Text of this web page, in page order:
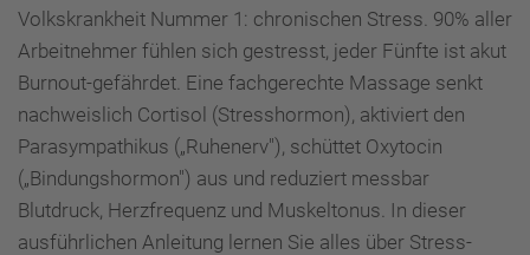
Volkskrankheit Nummer 1: chronischen Stress. 90% aller
Arbeitnehmer fühlen sich gestresst, jeder Fünfte ist akut
Burnout-gefährdet. Eine fachgerechte Massage senkt
nachweislich Cortisol (Stresshormon), aktiviert den
Parasympathikus („Ruhenerv"), schüttet Oxytocin
(„Bindungshormon") aus und reduziert messbar
Blutdruck, Herzfrequenz und Muskeltonus. In dieser
ausführlichen Anleitung lernen Sie alles über Stress-